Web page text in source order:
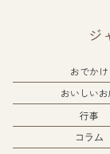
ジ
おでかけ
おいしい
行事
コラム